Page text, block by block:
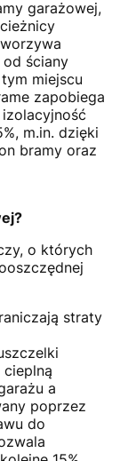
garażowej,
ściany
miejscu
zapobiega
m.in. dzięki
bramy oraz
o których
straty
a
poprzez
do